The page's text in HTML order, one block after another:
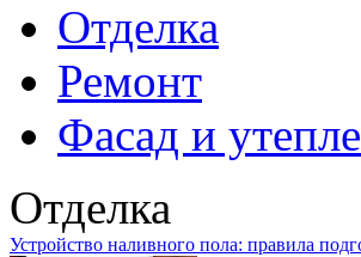
Отделка
Ремонт
Фасад и
Отделка
Устройство наливного пола: правила